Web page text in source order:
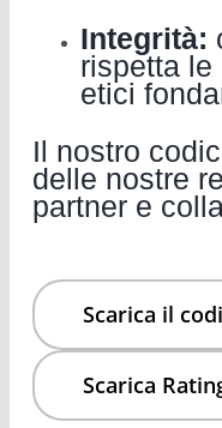
Integrità:
rispetta le
etici
Il nostro
delle nostre
partner e
Scarica il
Scarica